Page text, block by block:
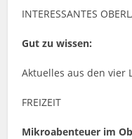
INTERESSANTES
Gut zu wissen:
Aktuelles aus den
FREIZEIT
Mikroabenteuer im